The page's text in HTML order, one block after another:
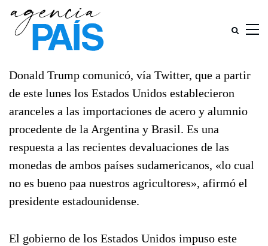
Donald Trump comunicó, vía Twitter, que a partir
de este lunes los Estados Unidos establecieron
aranceles a las importaciones de acero y alumnio
procedente de la Argentina y Brasil. Es una
respuesta a las recientes devaluaciones de las
monedas de ambos países sudamericanos, «lo cual
no es bueno paa nuestros agricultores», afirmó el
presidente estadounidense.
El gobierno de los Estados Unidos impuso este